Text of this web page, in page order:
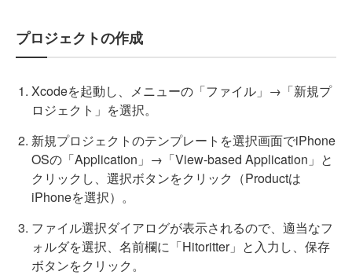
プロジェクトの作成
Xcodeを起動し、メニューの「ファイル」→「新規プ
ロジェクト」を選択。
新規プロジェクトのテンプレートを選択画面でiPhone
OSの「Application」→「View-based Application」と
クリックし、選択ボタンをクリック（Productは
iPhoneを選択）。
ファイル選択ダイアログが表示されるので、適当なフ
ォルダを選択、名前欄に「Hitoritter」と入力し、保存
ボタンをクリック。